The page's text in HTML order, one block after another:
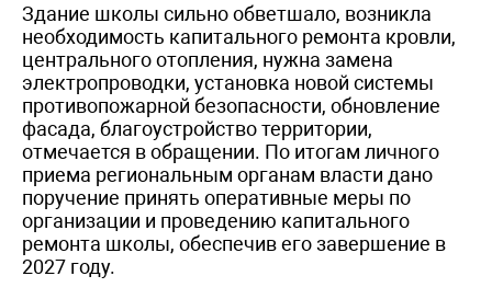
Здание школы сильно обветшало, возникла
необходимость капитального ремонта кровли,
центрального отопления, нужна замена
электропроводки, установка новой системы
противопожарной безопасности, обновление
фасада, благоустройство территории,
отмечается в обращении. По итогам личного
приема региональным органам власти дано
поручение принять оперативные меры по
организации и проведению капитального
ремонта школы, обеспечив его завершение в
2027 году.